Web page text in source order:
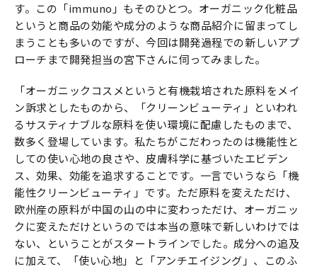
す。この「immuno」もそのひとつ。オーガニック化粧品
というと商品の効能や成分のような商品紹介に留まってし
まうことも多いのですが、今回は開発過程での新しいアプ
ローチまで開発担当の宮下さんに伺ってみました。
「オーガニックコスメというと有機栽培された原料をメイ
ン訴求としたものから、「クリーンビューティ」といわれ
るサスティナブルな原料を使い環境に配慮したものまで、
数多く登場しています。私たちがこだわったのは機能性と
しての使い心地の良さや、皮膚科学に基づいたエビデン
ス、効果、効能を追求することです。一言でいうなら「機
能性クリーンビューティ」です。ただ原料を変えただけ、
欧州産の原料が中国の山の中に変わっただけ、オーガニッ
クに変えただけというのでは本当の意味で新しいわけでは
ない、ということがスタートラインでした。成分への追及
に加えて、「使い心地」と「アンチエイジング」、このふ